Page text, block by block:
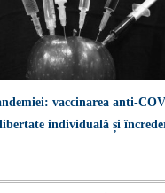
vaccinarea anti-
individuală și